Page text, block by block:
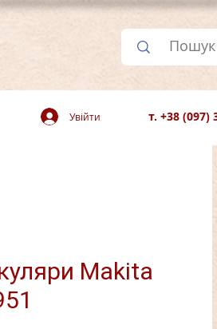
т. +38 (097)
Увійти
Makita